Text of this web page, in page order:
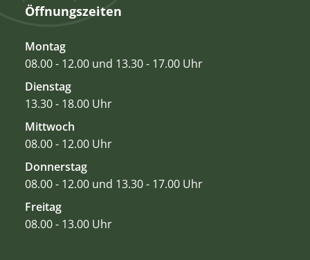
Öffnungszeiten
Montag
08.00 - 12.00 und 13.30 - 17.00 Uhr
Dienstag
13.30 - 18.00 Uhr
Mittwoch
08.00 - 12.00 Uhr
Donnerstag
08.00 - 12.00 und 13.30 - 17.00 Uhr
Freitag
08.00 - 13.00 Uhr